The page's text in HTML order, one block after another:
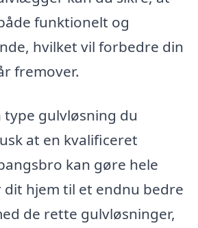
funktionelt og
hvilket vil forbedre din
fremover.
type gulvløsning du
at en kvalificeret
kan gøre hele
dit hjem til et endnu bedre
de rette gulvløsninger,